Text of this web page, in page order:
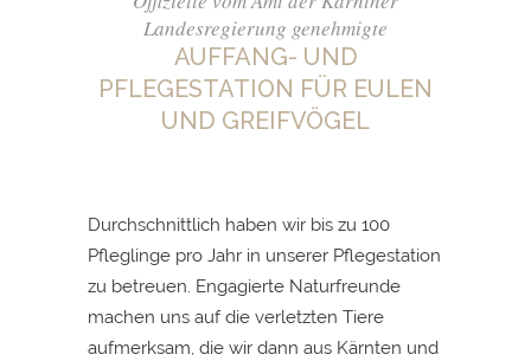
Landesregierung genehmigte
AUFFANG- UND
PFLEGESTATION FÜR EULEN
UND GREIFVÖGEL
Durchschnittlich haben wir bis zu 100
Pfleglinge pro Jahr in unserer Pflegestation
zu betreuen. Engagierte Naturfreunde
machen uns auf die verletzten Tiere
aufmerksam, die wir dann aus Kärnten und